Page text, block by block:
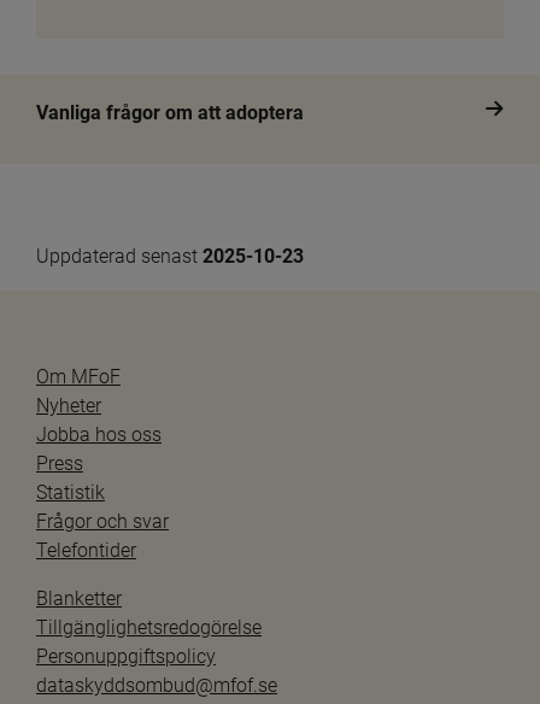
Vanliga frågor om att adoptera
Uppdaterad senast 2025-10-23
Om MFoF
Nyheter
Jobba hos oss
Press
Statistik
Frågor och svar
Telefontider
Blanketter
Tillgänglighetsredogörelse
Personuppgiftspolicy
dataskyddsombud@mfof.se